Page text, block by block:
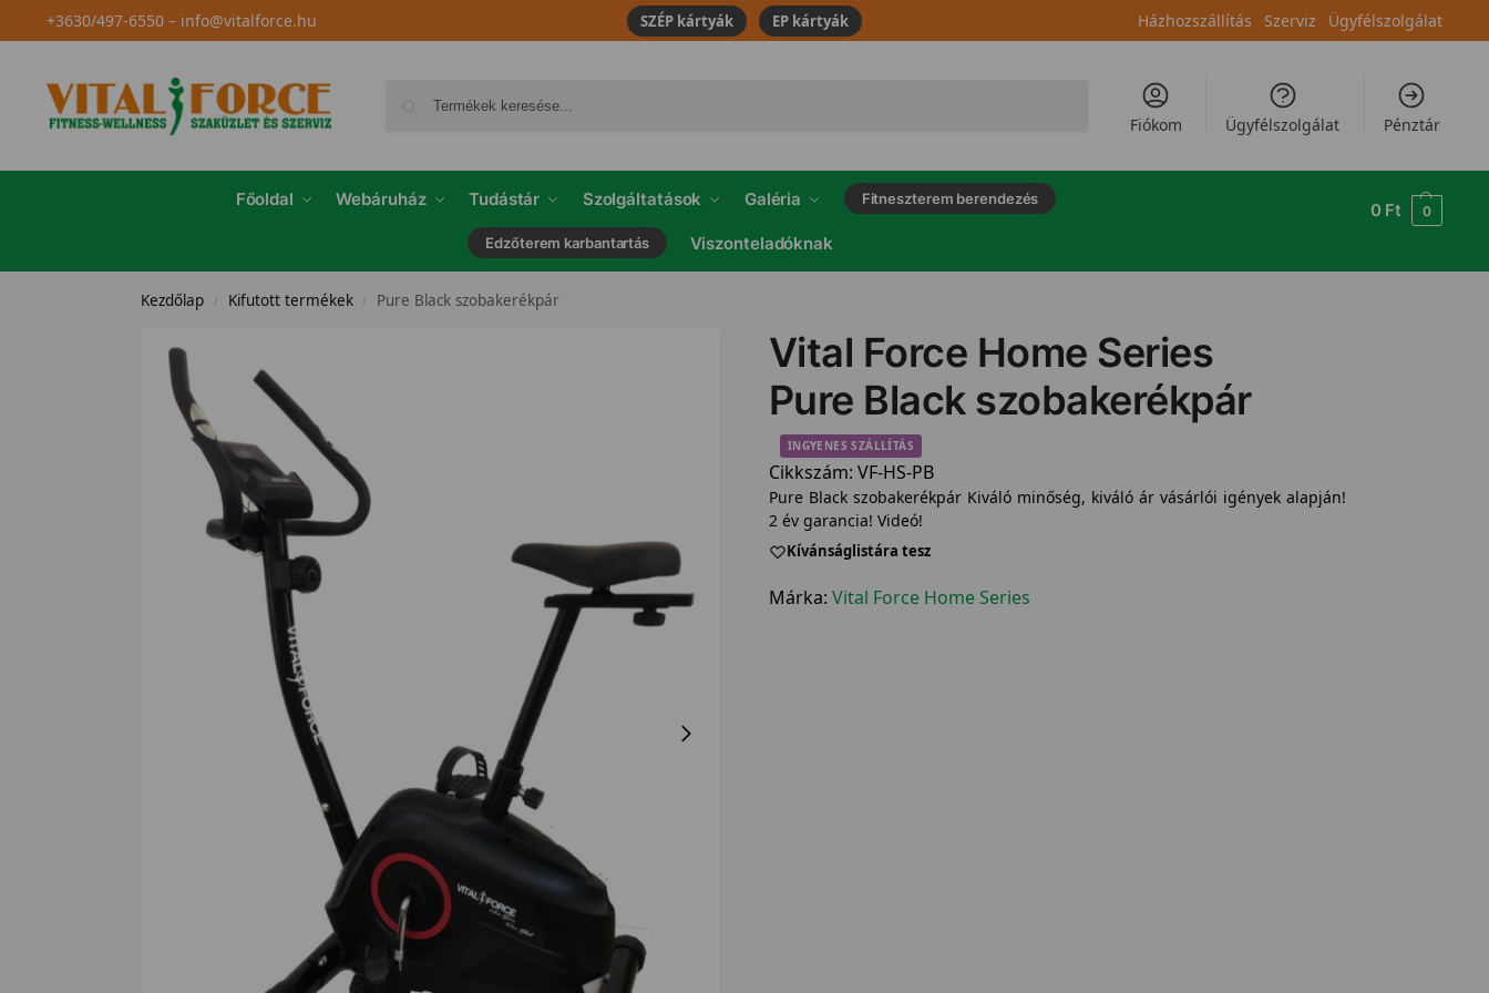
+3630/497-6550– info@vitalforce.hu SZÉP kártyák EP kártyák Házhozszállítás Szerviz Ügyfélszolgálat
Fiókom Ügyfélszolgálat Pénztár
Főoldal Webáruház Tudástár Szolgáltatások Galéria Fitneszterem berendezés
Edzőterem karbantartás Viszonteladóknak
0 Ft 0
Kezdőlap / Kifutott termékek / Pure Black szobakerékpár
Vital Force Home Series
Pure Black szobakerékpár
INGYENES SZÁLLÍTÁS
Cikkszám: VF-HS-PB
Pure Black szobakerékpár Kiváló minőség, kiváló ár vásárlói igények alapján!
2 év garancia! Videó!
Kívánságlistára tesz
Márka: Vital Force Home Series